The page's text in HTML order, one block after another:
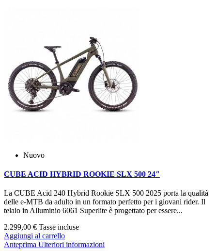
Nuovo
CUBE ACID HYBRID ROOKIE SLX 500 24"
La CUBE Acid 240 Hybrid Rookie SLX 500 2025 porta la qualità
delle e‑MTB da adulto in un formato perfetto per i giovani rider. Il
telaio in Alluminio 6061 Superlite è progettato per essere...
2.299,00 € Tasse incluse
Aggiungi al carrello
Anteprima Ulteriori informazioni